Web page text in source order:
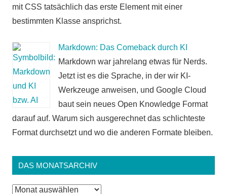
mit CSS tatsächlich das erste Element mit einer
bestimmten Klasse ansprichst.
Markdown: Das Comeback durch KI
Markdown war jahrelang etwas für Nerds.
Jetzt ist es die Sprache, in der wir KI-
Werkzeuge anweisen, und Google Cloud
baut sein neues Open Knowledge Format
darauf auf. Warum sich ausgerechnet das schlichteste
Format durchsetzt und wo die anderen Formate bleiben.
DAS MONATSARCHIV
Das